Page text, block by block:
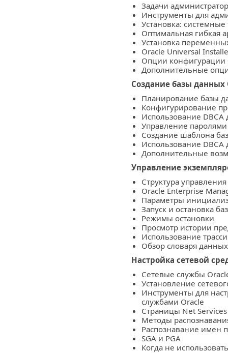
Задачи
Инструменты для
Установка:
Оптимальная гибкая
Установка
Oracle Universal
Опции
Дополнительные
Создание базы данных
Планирование базы
Конфигурирование
Использование
Управление
Создание шаблона
Использование
Дополнительные
Управление
Структура управления
Oracle Enterprise
Параметры
Запуск и остановка
Режимы остановки
Просмотр истории
Использование
Обзор словаря данных
Настройка сетевой
Сетевые службы
Установление
Инструменты для
службами Oracle
Страницы Net
Методы
Распознавание имен
SGA и PGA
Когда не